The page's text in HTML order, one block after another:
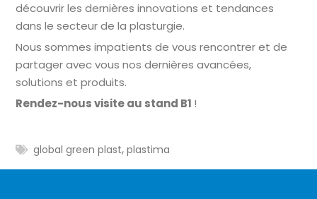
découvrir les dernières innovations et tendances
dans le secteur de la plasturgie.
Nous sommes impatients de vous rencontrer et de
partager avec vous nos dernières avancées,
solutions et produits.
Rendez-nous visite au stand B1 !
global green plast,plastima